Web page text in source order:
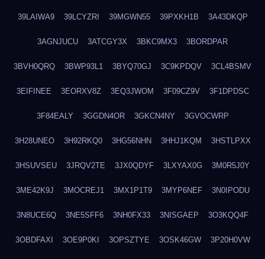
39LAIWA9 39LCYZRI 39MGWN55 39PXKH1B 3A43DKQP
3AGNJUCU 3ATCGY3X 3BKC9MX3 3BORDPAR
3BVH0QRQ 3BWP93L1 3BYQ70GJ 3C9KPDQV 3CL4BSMV
3EIFINEE 3EORXV8Z 3EQ3JWOM 3F09CZ9V 3F1DPDSC
3F84EALY 3GGDN4OR 3GKCN4NY 3GVOCWRP
3H28UNEO 3H92RKQ0 3HG56NHN 3HHJ1KQM 3HSTLPXX
3HSUVSEU 3JRQV2TE 3JX0QDYF 3LXYAX0G 3M0R5J0Y
3ME42K9J 3MOCREJ1 3MX1P1T9 3MYP6NEF 3N0IPODU
3N8UCE6Q 3NE5SFF6 3NH0FX33 3NISGAEP 3O3KQQ4F
3OBDFAXI 3OE9P0KI 3OPSZTYE 3OSK46GW 3P20H0VW